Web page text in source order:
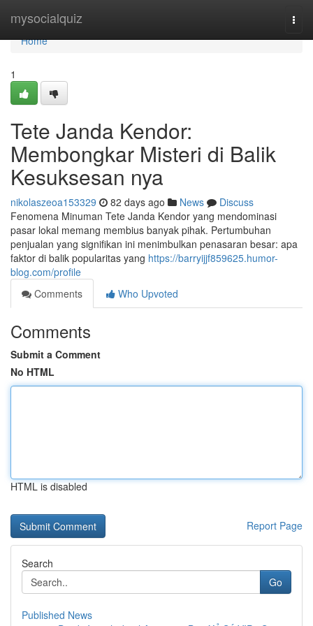
mysocialquiz
Home
Home
1
Tete Janda Kendor:
Membongkar Misteri di Balik
Kesuksesan nya
nikolaszeoa153329 82 days ago News
Discuss
Fenomena Minuman Tete Janda Kendor yang mendominasi
pasar lokal memang membius banyak pihak. Pertumbuhan
penjualan yang signifikan ini menimbulkan penasaran besar: apa
faktor di balik popularitas yang https://barryijjf859625.humor-
blog.com/profile
Comments
Who Upvoted
Comments
Submit a Comment
No HTML
HTML is disabled
Report Page
Search
Go
Published News